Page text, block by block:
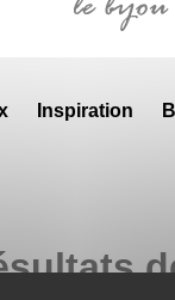
Inspiration